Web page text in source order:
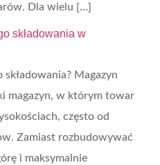
Dla wielu […]
składowania w
składowania? Magazyn
magazyn, w którym towar
często od
Zamiast rozbudowywać
i maksymalnie